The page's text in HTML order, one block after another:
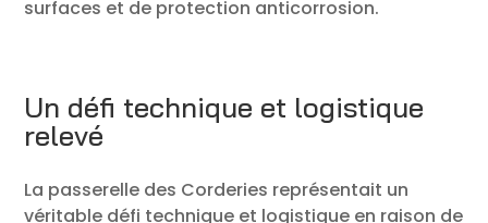
surfaces et de protection anticorrosion.
Un défi technique et logistique
relevé
La passerelle des Corderies représentait un
véritable défi technique et logistique en raison de